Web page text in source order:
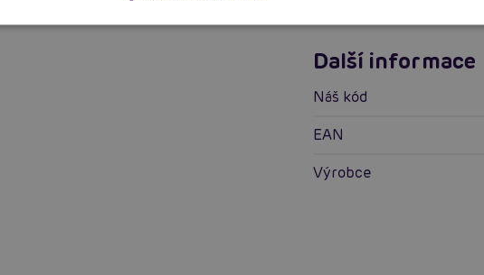
Další informace
Náš kód
EAN
Výrobce